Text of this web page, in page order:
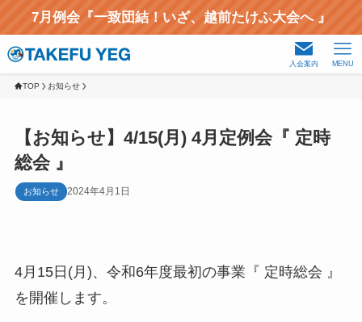
7月例会『一致団結！いざ、越前たけふ大会へ 』
入会案内 MENU
TOP お知らせ
【お知らせ】4/15(月) 4月定例会『 定時
総会 』
お知らせ 2024年4月1日
4月15日(月)、令和6年度最初の事業『 定時総会 』
を開催します。